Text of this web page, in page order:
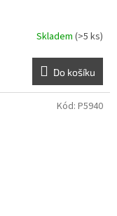
Skladem (>5 ks)
Do košíku
Kód: P5940